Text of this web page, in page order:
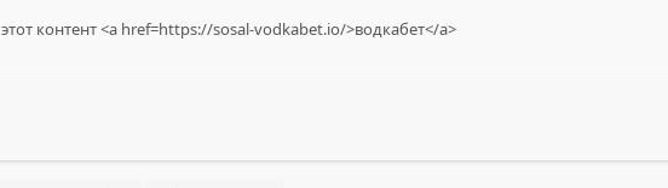
этот контент <a href=https://sosal-vodkabet.io/>водкабет</a>